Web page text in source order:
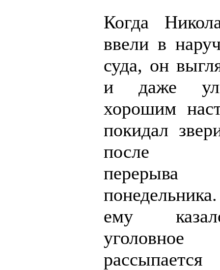
Когда
ввели в
суда, он
и даже
хорошим
покидал
после
ему